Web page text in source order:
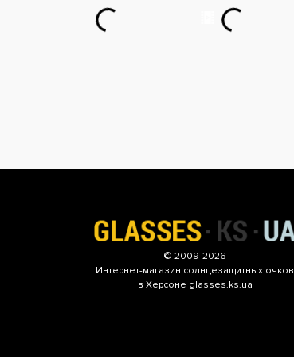
© 2009-2026
Интернет-магазин солнцезащитных очков
в Херсоне glasses.ks.ua